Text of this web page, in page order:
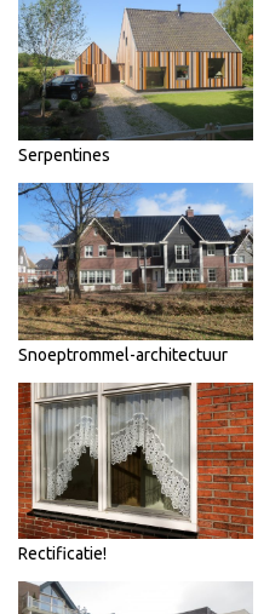
Serpentines
Snoeptrommel-architectuur
Rectificatie!